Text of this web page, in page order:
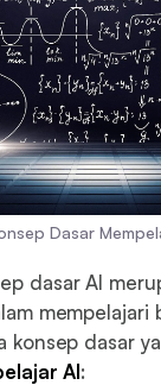
Dasar
dasar AI
mempelajari
konsep dasar
AI: